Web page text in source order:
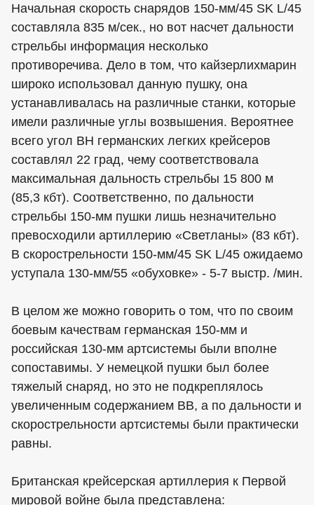
Начальная скорость снарядов 150-мм/45 SK L/45
составляла 835 м/сек., но вот насчет дальности
стрельбы информация несколько
противоречива. Дело в том, что кайзерлихмарин
широко использовал данную пушку, она
устанавливалась на различные станки, которые
имели различные углы возвышения. Вероятнее
всего угол ВН германских легких крейсеров
составлял 22 град, чему соответствовала
максимальная дальность стрельбы 15 800 м
(85,3 кбт). Соответственно, по дальности
стрельбы 150-мм пушки лишь незначительно
превосходили артиллерию «Светланы» (83 кбт).
В скорострельности 150-мм/45 SK L/45 ожидаемо
уступала 130-мм/55 «обуховке» - 5-7 выстр. /мин.
В целом же можно говорить о том, что по своим
боевым качествам германская 150-мм и
российская 130-мм артсистемы были вполне
сопоставимы. У немецкой пушки был более
тяжелый снаряд, но это не подкреплялось
увеличенным содержанием ВВ, а по дальности и
скорострельности артсистемы были практически
равны.
Британская крейсерская артиллерия к Первой
мировой войне была представлена: